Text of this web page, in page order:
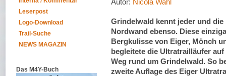
Leserpost
Logo-Download
Trail-Suche
NEWS MAGAZIN
Das M4Y-Buch
Autor: Nicola Wahl
Grindelwald kennt jeder und die
Nordwand ebenso. Diese
Bergkulisse von Eiger, Mönch
begleitete die Ultratrailläufer
Weg rund um Grindelwald. So
zweite Auflage des Eiger